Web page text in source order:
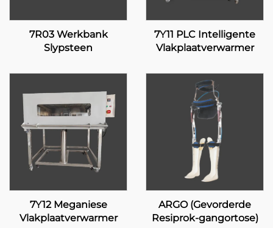
7R03 Werkbank
Slypsteen
7Y11 PLC Intelligente
Vlakplaatverwarmer
7Y12 Meganiese
Vlakplaatverwarmer
ARGO (Gevorderde
Resiprok-gangortose)